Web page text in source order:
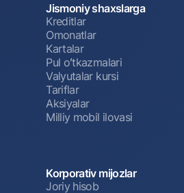
Jismoniy shaxslarga
Kreditlar
Omonatlar
Kartalar
Pul oʻtkazmalari
Valyutalar kursi
Tariflar
Aksiyalar
Milliy mobil ilovasi
Korporativ mijozlar
Joriy hisob